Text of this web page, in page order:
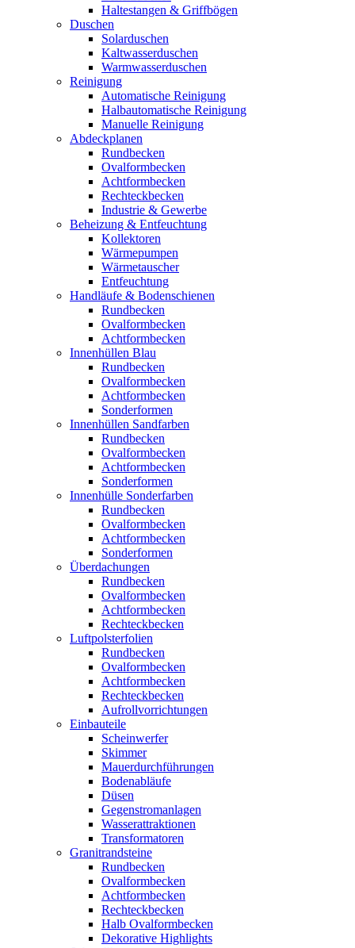
Haltestangen & Griffbögen
Duschen
Solarduschen
Kaltwasserduschen
Warmwasserduschen
Reinigung
Automatische Reinigung
Halbautomatische Reinigung
Manuelle Reinigung
Abdeckplanen
Rundbecken
Ovalformbecken
Achtformbecken
Rechteckbecken
Industrie & Gewerbe
Beheizung & Entfeuchtung
Kollektoren
Wärmepumpen
Wärmetauscher
Entfeuchtung
Handläufe & Bodenschienen
Rundbecken
Ovalformbecken
Achtformbecken
Innenhüllen Blau
Rundbecken
Ovalformbecken
Achtformbecken
Sonderformen
Innenhüllen Sandfarben
Rundbecken
Ovalformbecken
Achtformbecken
Sonderformen
Innenhülle Sonderfarben
Rundbecken
Ovalformbecken
Achtformbecken
Sonderformen
Überdachungen
Rundbecken
Ovalformbecken
Achtformbecken
Rechteckbecken
Luftpolsterfolien
Rundbecken
Ovalformbecken
Achtformbecken
Rechteckbecken
Aufrollvorrichtungen
Einbauteile
Scheinwerfer
Skimmer
Mauerdurchführungen
Bodenabläufe
Düsen
Gegenstromanlagen
Wasserattraktionen
Transformatoren
Granitrandsteine
Rundbecken
Ovalformbecken
Achtformbecken
Rechteckbecken
Halb Ovalformbecken
Dekorative Highlights